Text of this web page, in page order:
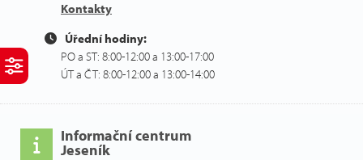
Kontakty
Úřední hodiny:
PO a ST: 8:00-12:00 a 13:00-17:00
ÚT a ČT: 8:00-12:00 a 13:00-14:00
Informační centrum
Jeseník